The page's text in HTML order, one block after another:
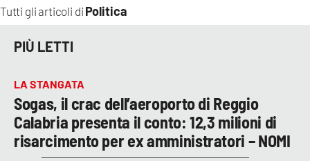
Tutti gli articoli di Politica
PIÙ LETTI
LA STANGATA
Sogas, il crac dell’aeroporto di Reggio
Calabria presenta il conto: 12,3 milioni di
risarcimento per ex amministratori – NOMI